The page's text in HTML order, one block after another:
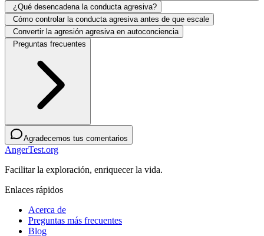
¿Qué desencadena la conducta agresiva?
Cómo controlar la conducta agresiva antes de que escale
Convertir la agresión agresiva en autoconciencia
Preguntas frecuentes
Agradecemos tus comentarios
AngerTest.org
Facilitar la exploración, enriquecer la vida.
Enlaces rápidos
Acerca de
Preguntas más frecuentes
Blog